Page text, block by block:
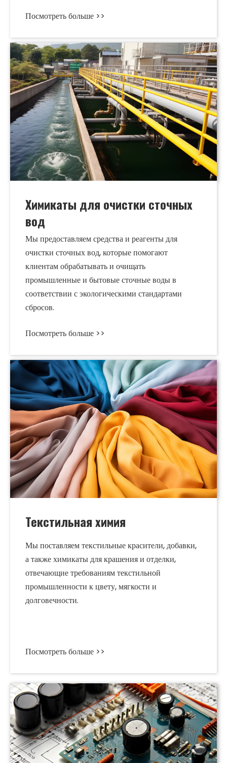
Посмотреть больше >>
Химикаты для очистки сточных
вод
Мы предоставляем средства и реагенты для
очистки сточных вод, которые помогают
клиентам обрабатывать и очищать
промышленные и бытовые сточные воды в
соответствии с экологическими стандартами
сбросов.
Посмотреть больше >>
Текстильная химия
Мы поставляем текстильные красители, добавки,
а также химикаты для крашения и отделки,
отвечающие требованиям текстильной
промышленности к цвету, мягкости и
долговечности.
Посмотреть больше >>